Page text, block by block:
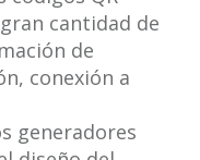
cantidad de
de
conexión a
generadores